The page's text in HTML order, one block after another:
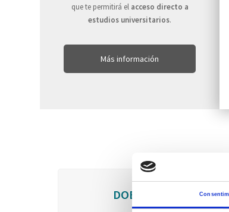
que te permitirá el acceso directo a
estudios universitarios.
Más información
DOBLE TITULACIÓN